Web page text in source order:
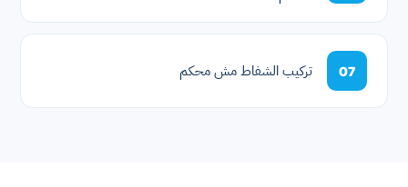
07 تركيب الشفاط مش محكم